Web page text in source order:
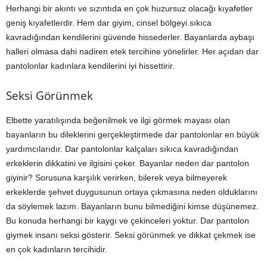
Herhangi bir akıntı ve sızıntıda en çok huzursuz olacağı kıyafetler
geniş kıyafetlerdir. Hem dar giyim, cinsel bölgeyi sıkıca
kavradığından kendilerini güvende hissederler. Bayanlarda aybaşı
halleri olmasa dahi nadiren etek tercihine yönelirler. Her açıdan dar
pantolonlar kadınlara kendilerini iyi hissettirir.
Seksi Görünmek
Elbette yaratılışında beğenilmek ve ilgi görmek mayası olan
bayanların bu dileklerini gerçekleştirmede dar pantolonlar en büyük
yardımcılarıdır. Dar pantolonlar kalçaları sıkıca kavradığından
erkeklerin dikkatini ve ilgisini çeker. Bayanlar neden dar pantolon
giyinir? Sorusuna karşılık verirken, bilerek veya bilmeyerek
erkeklerde şehvet duygusunun ortaya çıkmasına neden olduklarını
da söylemek lazım. Bayanların bunu bilmediğini kimse düşünemez.
Bu konuda herhangi bir kaygı ve çekinceleri yoktur. Dar pantolon
giymek insanı seksi gösterir. Seksi görünmek ve dikkat çekmek ise
en çok kadınların tercihidir.